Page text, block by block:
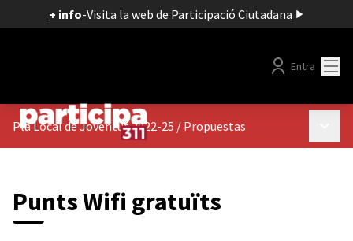
+ info-Visita la web de Participació Ciutadana
Entra
Pla Local de Joventut 2022-25 / Propuestas
Punts Wifi gratuïts